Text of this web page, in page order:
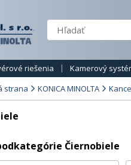
riešenia Kamerový
strana KONICA MINOLTA
Čiernobiele